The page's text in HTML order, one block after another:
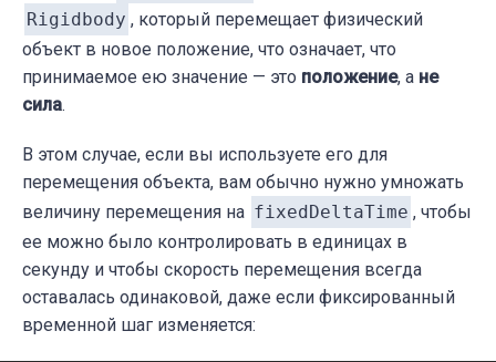
Rigidbody , который перемещает физический
объект в новое положение, что означает, что
принимаемое ею значение — это положение, а не
сила.
В этом случае, если вы используете его для
перемещения объекта, вам обычно нужно умножать
величину перемещения на fixedDeltaTime , чтобы
ее можно было контролировать в единицах в
секунду и чтобы скорость перемещения всегда
оставалась одинаковой, даже если фиксированный
временной шаг изменяется: